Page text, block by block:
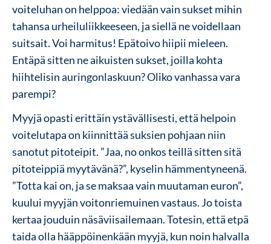
voiteluhan on helppoa: viedään vain sukset mihin
tahansa urheiluliikkeeseen, ja siellä ne voidellaan
suitsait. Voi harmitus! Epätoivo hiipii mieleen.
Entäpä sitten ne aikuisten sukset, joilla kohta
hiihtelisin auringonlaskuun? Oliko vanhassa vara
parempi?
Myyjä opasti erittäin ystävällisesti, että helpoin
voitelutapa on kiinnittää suksien pohjaan niin
sanotut pitoteipit. ”Jaa, no onkos teillä sitten sitä
pitoteippiä myytävänä?”, kyselin hämmentyneenä.
”Totta kai on, ja se maksaa vain muutaman euron”,
kuului myyjän voitonriemuinen vastaus. Jo toista
kertaa jouduin näsäviisailemaan. Totesin, että etpä
taida olla hääppöinenkään myyjä, kun noin halvalla